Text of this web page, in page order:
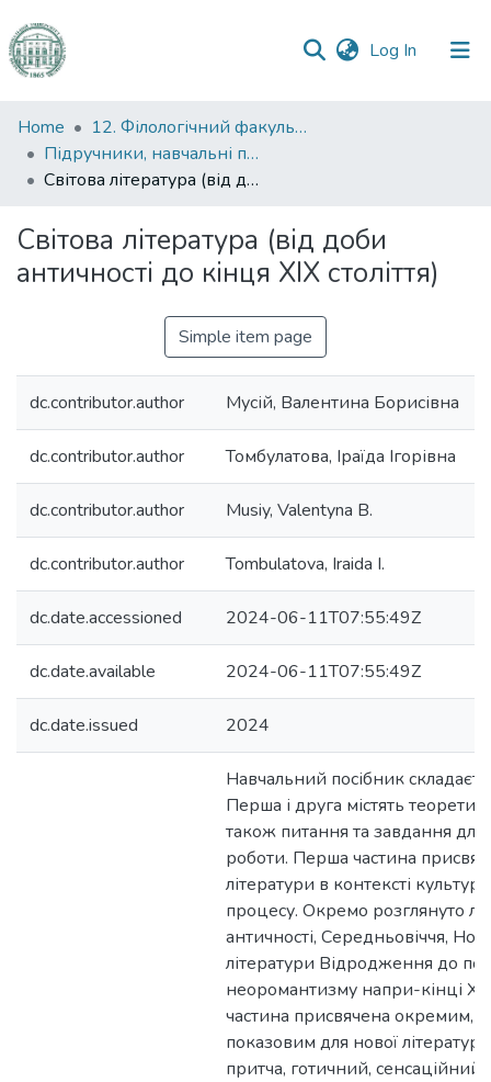
Log In (current)
Communities
&
Collections
Statistics
Home
12. Філологічний факультет
Підручники, навчальні посібники та інші науково- та навчально-методичні праці ФФ
Світова література (від доби античності до кінця ХІХ століття)
Світова література (від доби
античності до кінця ХІХ століття)
Simple item page
dc.contributor.author Мусій, Валентина Борисівна
dc.contributor.author Томбулатова, Іраїда Ігорівна
dc.contributor.author Musiy, Valentyna B.
dc.contributor.author Tombulatova, Iraida I.
dc.date.accessioned 2024-06-11T07:55:49Z
dc.date.available 2024-06-11T07:55:49Z
dc.date.issued 2024
Навчальний посібник
Перша і друга містять
також питання та завдання для
роботи. Перша частина
літератури в контексті
процесу. Окремо розглянуто
античності, Середньовіччя,
літератури Відродження до
неоромантизму напри-кінці
частина присвячена окремим,
показовим для нової
притча, готичний,